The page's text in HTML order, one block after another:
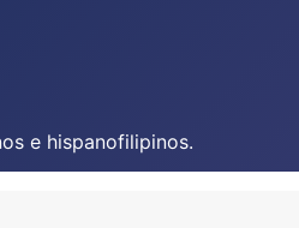
e hispanofilipinos.